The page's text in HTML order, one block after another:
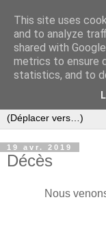
19 avr. 2019
Décès
Nous
This site uses
and to analyze
shared with
metrics to ensure
statistics, and to